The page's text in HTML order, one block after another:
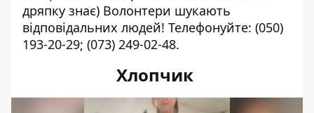
дряпку знає) Волонтери шукають
відповідальних людей! Телефонуйте: (050)
193-20-29; (073) 249-02-48.
Хлопчик